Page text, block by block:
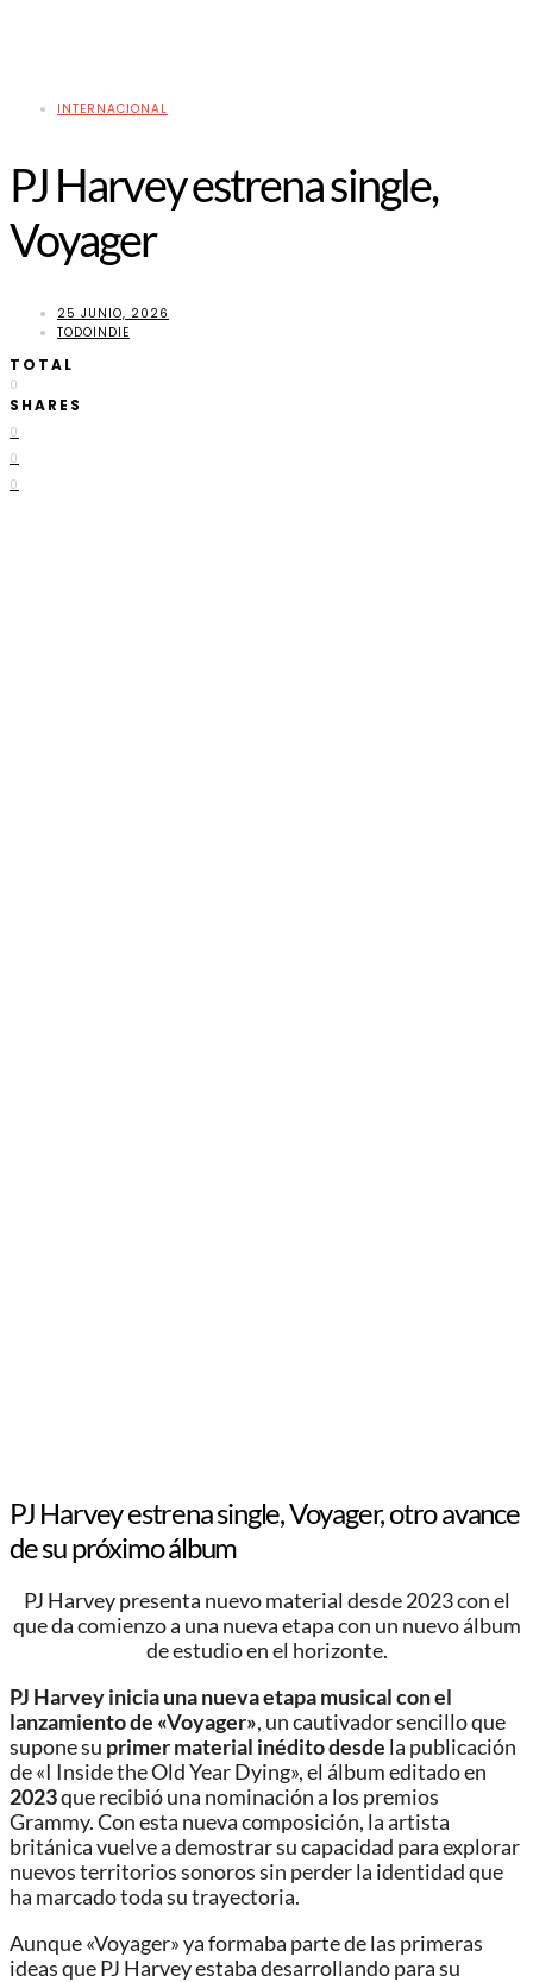
INTERNACIONAL
PJ Harvey estrena single,
Voyager
25 JUNIO, 2026
TODOINDIE
TOTAL
0
SHARES
0
0
0
PJ Harvey estrena single, Voyager, otro avance
de su próximo álbum
PJ Harvey presenta nuevo material desde 2023 con el
que da comienzo a una nueva etapa con un nuevo álbum
de estudio en el horizonte.
PJ Harvey inicia una nueva etapa musical con el
lanzamiento de «Voyager», un cautivador sencillo que
supone su primer material inéditodesde la publicación
de «I Inside the Old Year Dying», el álbum editado en
2023que recibió una nominación a los premios
Grammy. Con esta nueva composición, la artista
británica vuelve a demostrar su capacidad para explorar
nuevos territorios sonoros sin perder la identidad que
ha marcado toda su trayectoria.
Aunque «Voyager» ya formaba parte de las primeras
ideas que PJ Harvey estaba desarrollando para su